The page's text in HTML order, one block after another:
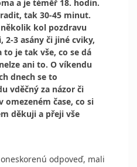
a je téměř 18. hodin.
tak 30-45 minut.
kol pozdravu
3 asány či jiné cviky,
je tak vše, co se dá
ani to. O víkendu
dnech se to
vděčný za názor či
omezeném čase, co si
děkuji a přeji vše
odpoveď, mali